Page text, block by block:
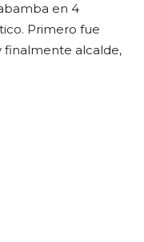
en 4
Primero fue
finalmente alcalde,